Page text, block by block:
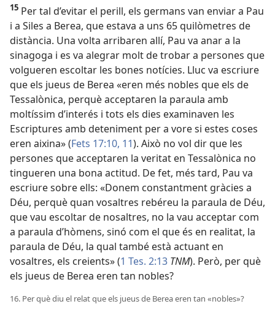
15 Per tal d’evitar el perill, els germans van enviar a Pau
i a Siles a Berea, que estava a uns 65 quilòmetres de
distància. Una volta arribaren allí, Pau va anar a la
sinagoga i es va alegrar molt de trobar a persones que
volgueren escoltar les bones notícies. Lluc va escriure
que els jueus de Berea «eren més nobles que els de
Tessalònica, perquè acceptaren la paraula amb
moltíssim d’interés i tots els dies examinaven les
Escriptures amb deteniment per a vore si estes coses
eren aixina» (Fets 17:10, 11). Això no vol dir que les
persones que acceptaren la veritat en Tessalònica no
tingueren una bona actitud. De fet, més tard, Pau va
escriure sobre ells: «Donem constantment gràcies a
Déu, perquè quan vosaltres rebéreu la paraula de Déu,
que vau escoltar de nosaltres, no la vau acceptar com
a paraula d’hòmens, sinó com el que és en realitat, la
paraula de Déu, la qual també està actuant en
vosaltres, els creients» (1 Tes. 2:13 TNM). Però, per què
els jueus de Berea eren tan nobles?
16. Per què diu el relat que els jueus de Berea eren tan «nobles»?